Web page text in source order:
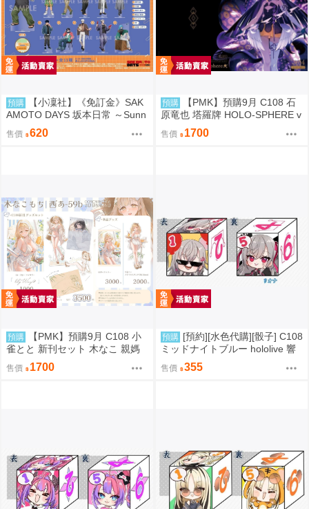
預購
【小凜社】《免訂金》SAK
AMOTO DAYS 坂本日常 ～Sunn
y Afternoon～ 壓克力立牌 資料夾
貼紙
售價 620
預購
【PMK】預購9月 C108 石
原竜也 塔羅牌 HOLO-SPHERE v
ol.04 Hololive
售價 1700
預購
【PMK】預購9月 C108 小
雀とと 新刊セット 木なこ 親媽
新刊套組 VSPO
售價 1700
預購 [預約][水色代購][骰子] C108
ミッドナイトブルー hololive 響
咲リオナ
售價 355